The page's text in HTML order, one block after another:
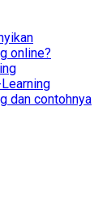
online?
dan contohnya